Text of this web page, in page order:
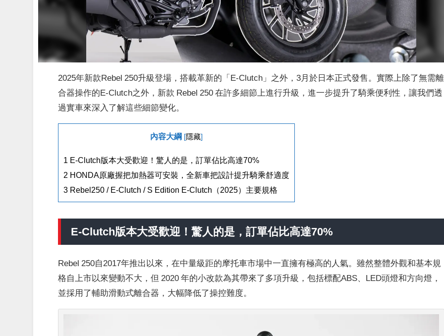
2025年新款Rebel 250升級登場，搭載革新的「E-Clutch」之外，3月於日本正式發售。實際上除了無需離
合器操作的E-Clutch之外，新款 Rebel 250 在許多細節上進行升級，進一步提升了騎乘便利性，讓我們透
過實車來深入了解這些細節變化。
內容大綱 隱藏
1 E-Clutch版本大受歡迎！驚人的是，訂單佔比高達70%
2 HONDA原廠握把加熱器可安裝，全新車把設計提升騎乘舒適度
3 Rebel250 / E-Clutch / S Edition E-Clutch（2025）主要規格
E-Clutch版本大受歡迎 ！驚人的是，訂單佔比高達70%
Rebel 250自2017年推出以來，在中量級距的摩托車市場中一直擁有極高的人氣。雖然整體外觀和基本規
格自上市以來變動不大，但 2020 年的小改款為其帶來了多項升級，包括標配ABS、LED頭燈和方向燈，
並採用了輔助滑動式離合器，大幅降低了操控難度。